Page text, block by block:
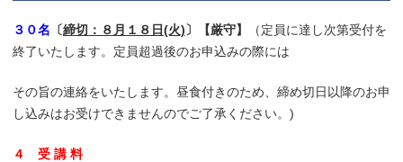
３０名 〔締切：８月１８日(火)〕【厳守】
（定員に達し次第受付を
終了いたします。定員超過後のお申込みの際には
その旨の連絡をいたします。昼食付きのため、締め切日以降のお申
し込みはお受けできませんのでご了承ください。)
４ 受 講 料